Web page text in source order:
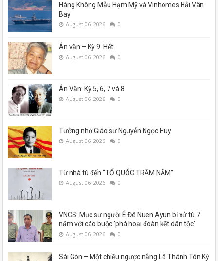
Hàng Không Mẫu Hạm Mỹ và Vinhomes Hải Vân
Bay
August 06, 2026 0
Án văn – Kỳ 9. Hết
August 06, 2026 0
Án Văn: Kỳ 5, 6, 7 và 8
August 06, 2026 0
Tưởng nhớ Giáo sư Nguyễn Ngọc Huy
August 06, 2026 0
Từ nhà tù đến “TỔ QUỐC TRĂM NĂM”
August 06, 2026 0
VNCS: Mục sư người Ê Đê Nuen Ayun bị xử tù 7
năm với cáo buộc 'phá hoại đoàn kết dân tộc'
August 06, 2026 0
Sài Gòn – Một chiều ngược nắng Lê Thánh Tôn Kỳ